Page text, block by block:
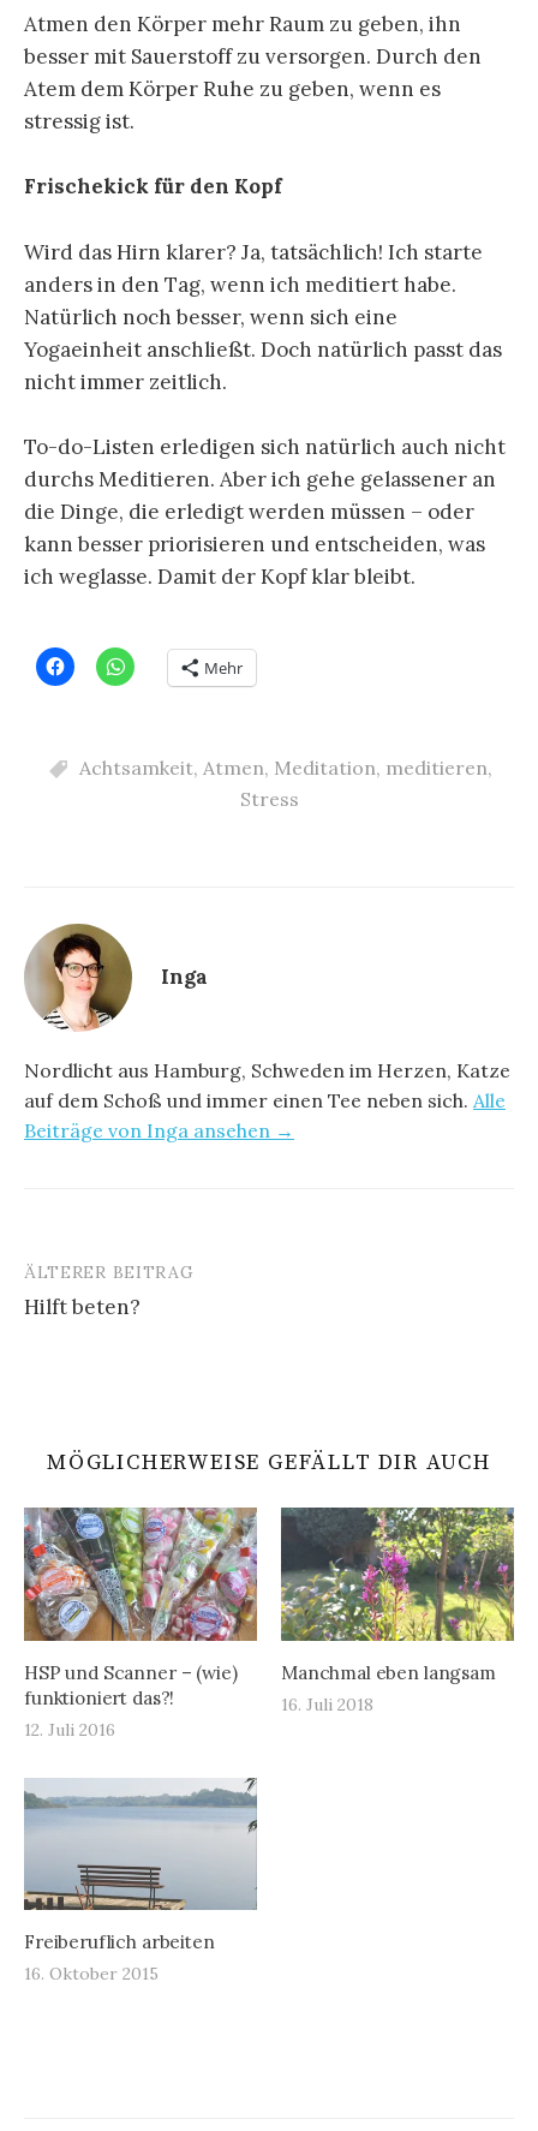
Atmen den Körper mehr Raum zu geben, ihn
besser mit Sauerstoff zu versorgen. Durch den
Atem dem Körper Ruhe zu geben, wenn es
stressig ist.
Frischekick für den Kopf
Wird das Hirn klarer? Ja, tatsächlich! Ich starte
anders in den Tag, wenn ich meditiert habe.
Natürlich noch besser, wenn sich eine
Yogaeinheit anschließt. Doch natürlich passt das
nicht immer zeitlich.
To-do-Listen erledigen sich natürlich auch nicht
durchs Meditieren. Aber ich gehe gelassener an
die Dinge, die erledigt werden müssen – oder
kann besser priorisieren und entscheiden, was
ich weglasse. Damit der Kopf klar bleibt.
Mehr
Achtsamkeit, Atmen, Meditation, meditieren,
Stress
Inga
Nordlicht aus Hamburg, Schweden im Herzen, Katze
auf dem Schoß und immer einen Tee neben sich. Alle
Beiträge von Inga ansehen →
Beitrags-
Navigation
ÄLTERER BEITRAG
Hilft beten?
MÖGLICHERWEISE GEFÄLLT DIR AUCH
HSP und Scanner – (wie)
funktioniert das?!
12. Juli 2016
Manchmal eben langsam
16. Juli 2018
Freiberuflich arbeiten
16. Oktober 2015